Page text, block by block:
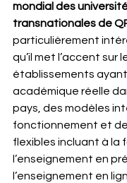
mondial des
transnationales de
particulièrement
qu’il met l’accent sur
établissements
académique réelle
pays, des modèles
fonctionnement et
flexibles incluant à la
l’enseignement en
l’enseignement en